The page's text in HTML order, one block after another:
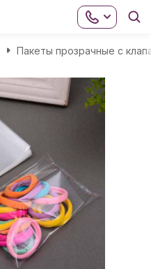
Пакеты прозрачные с